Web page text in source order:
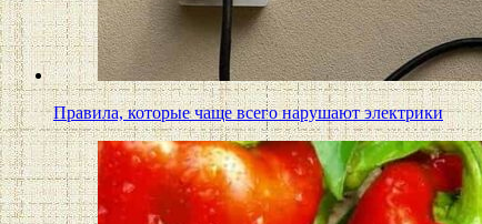
Правила, которые чаще всего нарушают электрики